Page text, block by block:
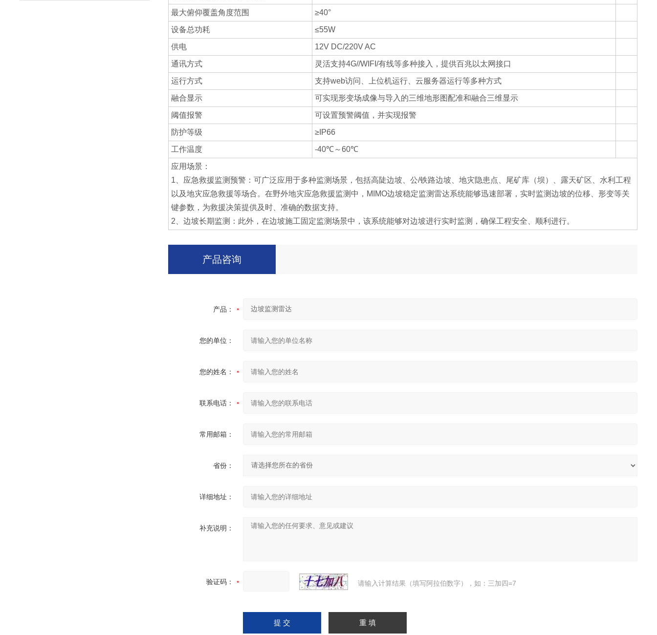
最大俯仰覆盖角度范围 ≥40°
设备总功耗 ≤55W
供电 12V DC/220V AC
通讯方式 灵活支持4G//WIFI/有线等多种接入，提供百兆以太网接口
运行方式 支持web访问、上位机运行、云服务器运行等多种方式
融合显示 可实现形变场成像与导入的三维地形图配准和融合三维显示
阈值报警 可设置预警阈值，并实现报警
防护等级 ≥IP66
工作温度 -40℃～60℃
应用场景：
1、应急救援监测预警：可广泛应用于多种监测场景，包括高陡边坡、公/铁路边坡、地灾隐患点、尾矿库（坝）、露天矿区、水利工程
以及地灾应急救援等场合。在野外地灾应急救援监测中，MIMO边坡稳定监测雷达系统能够迅速部署，实时监测边坡的位移、形变等关
键参数，为救援决策提供及时、准确的数据支持。
2、边坡长期监测：此外，在边坡施工固定监测场景中，该系统能够对边坡进行实时监测，确保工程安全、顺利进行。
产品咨询
产品：
您的单位：
您的姓名：
联系电话：
常用邮箱：
省份：
详细地址：
补充说明：
验证码： 请输入计算结果（填写阿拉伯数字），如：三加四=7